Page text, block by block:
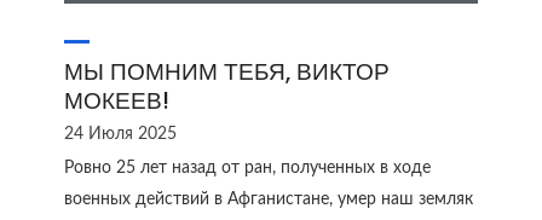
МЫ ПОМНИМ ТЕБЯ, ВИКТОР
МОКЕЕВ!
24 Июля 2025
Ровно 25 лет назад от ран, полученных в ходе
военных действий в Афганистане, умер наш земляк